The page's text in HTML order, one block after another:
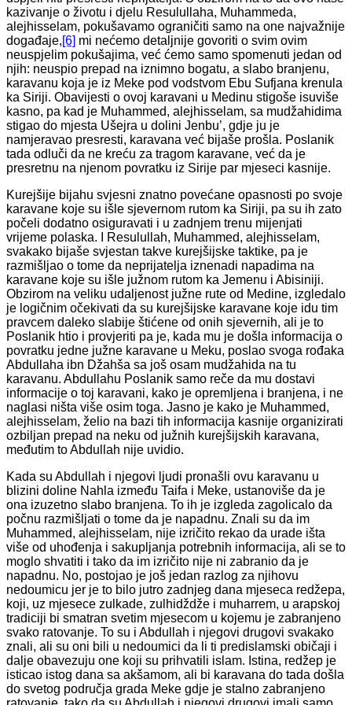
kazivanje o životu i djelu Resulullaha, Muhammeda,
alejhisselam, pokušavamo ograničiti samo na one najvažnije
događaje,[6] mi nećemo detaljnije govoriti o svim ovim
neuspjelim pokušajima, već ćemo samo spomenuti jedan od
njih: neuspio prepad na iznimno bogatu, a slabo branjenu,
karavanu koja je iz Meke pod vodstvom Ebu Sufjana krenula
ka Siriji. Obavijesti o ovoj karavani u Medinu stigoše isuviše
kasno, pa kad je Muhammed, alejhisselam, sa mudžahidima
stigao do mjesta Ušejra u dolini Jenbu’, gdje ju je
namjeravao presresti, karavana već bijaše prošla. Poslanik
tada odluči da ne kreću za tragom karavane, već da je
presretnu na njenom povratku iz Sirije par mjeseci kasnije.
Kurejšije bijahu svjesni znatno povećane opasnosti po svoje
karavane koje su išle sjevernom rutom ka Siriji, pa su ih zato
počeli dodatno osiguravati i u zadnjem trenu mijenjati
vrijeme polaska. I Resulullah, Muhammed, alejhisselam,
svakako bijaše svjestan takve kurejšijske taktike, pa je
razmišljao o tome da neprijatelja iznenadi napadima na
karavane koje su išle južnom rutom ka Jemenu i Abisiniji.
Obzirom na veliku udaljenost južne rute od Medine, izgledalo
je logičnim očekivati da su kurejšijske karavane koje idu tim
pravcem daleko slabije štićene od onih sjevernih, ali je to
Poslanik htio i provjeriti pa je, kada mu je došla informacija o
povratku jedne južne karavane u Meku, poslao svoga rođaka
Abdullaha ibn Džahša sa još osam mudžahida na tu
karavanu. Abdullahu Poslanik samo reče da mu dostavi
informacije o toj karavani, kako je opremljena i branjena, i ne
naglasi ništa više osim toga. Jasno je kako je Muhammed,
alejhisselam, želio na bazi tih informacija kasnije organizirati
ozbiljan prepad na neku od južnih kurejšijskih karavana,
međutim to Abdullah nije uvidio.
Kada su Abdullah i njegovi ljudi pronašli ovu karavanu u
blizini doline Nahla između Taifa i Meke, ustanoviše da je
ona izuzetno slabo branjena. To ih je izgleda zagolicalo da
počnu razmišljati o tome da je napadnu. Znali su da im
Muhammed, alejhisselam, nije izričito rekao da urade išta
više od uhođenja i sakupljanja potrebnih informacija, ali se to
moglo shvatiti i tako da im izričito nije ni zabranio da je
napadnu. No, postojao je još jedan razlog za njihovu
nedoumicu jer je to bilo jutro zadnjeg dana mjeseca redžepa,
koji, uz mjesece zulkade, zulhidždže i muharrem, u arapskoj
tradiciji bi smatran svetim mjesecom u kojemu je zabranjeno
svako ratovanje. To su i Abdullah i njegovi drugovi svakako
znali, ali su oni bili u nedoumici da li ti predislamski običaji i
dalje obavezuju one koji su prihvatili islam. Istina, redžep je
isticao istog dana sa akšamom, ali bi karavana do tada došla
do svetog područja grada Meke gdje je stalno zabranjeno